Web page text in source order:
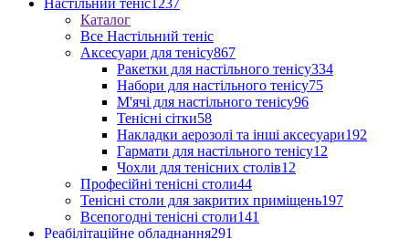
Настільний теніс1237
Каталог
Все Настільний теніс
Аксесуари для тенісу867
Ракетки для настільного тенісу334
Набори для настільного тенісу75
М'ячі для настільного тенісу96
Тенісні сітки58
Накладки аерозолі та інші аксесуари192
Гармати для настільного тенісу12
Чохли для тенісних столів12
Професійні тенісні столи44
Тенісні столи для закритих приміщень197
Всепогодні тенісні столи141
Реабілітаційне обладнання291